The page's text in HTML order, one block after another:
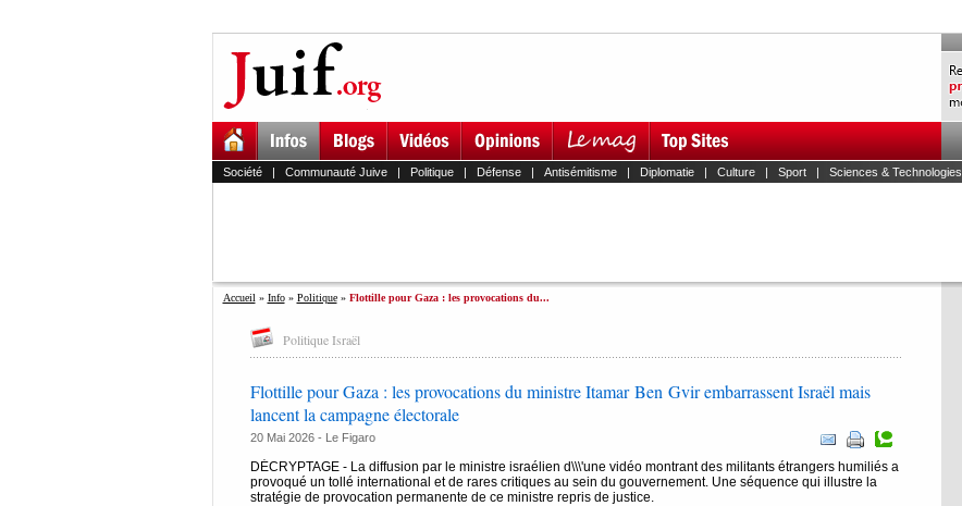
Société| Communauté Juive| Politique| Défense| Antisémitisme| Diplomatie| Culture| Sport| Sciences & Technologies
Accueil » Info» Politique» Flottille pour Gaza : les provocations du...
Politique Israël
Flottille pour Gaza : les provocations du ministre Itamar Ben Gvir embarrassent Israël mais
lancent la campagne électorale
20 Mai 2026 - Le Figaro
DÉCRYPTAGE - La diffusion par le ministre israélien d\\\'une vidéo montrant des militants étrangers humiliés a
provoqué un tollé international et de rares critiques au sein du gouvernement. Une séquence qui illustre la
stratégie de provocation permanente de ce ministre repris de justice.